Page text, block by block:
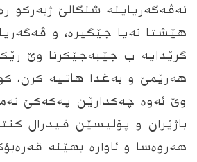
نه‌ڤه‌گه‌ریاینه‌ شنگالێ ژبه‌ركو
هێشتا نه‌یا جێگیره‌، و
گرێدایه‌ ب جێبه‌جێكرنا وێ
هه‌رێمێ و به‌غدا هاتیه‌ كرن،
وێ ئه‌وه‌ چه‌كدارێن په‌كه‌كێ
باژێران و پۆلیسێن فیدرال
هه‌روه‌سا و ئاواره‌ بهێنه‌